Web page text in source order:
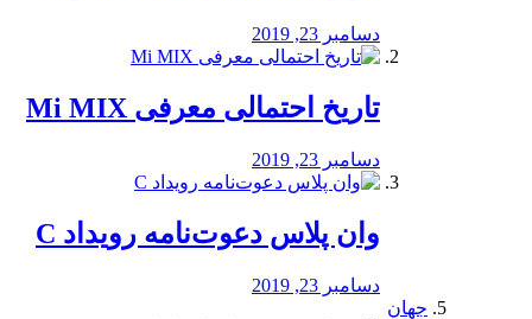
دسامبر 23, 2019
تاریخ احتمالی معرفی Mi MIX
دسامبر 23, 2019
وان پلاس دعوت‌نامه رویداد C
دسامبر 23, 2019
جهان